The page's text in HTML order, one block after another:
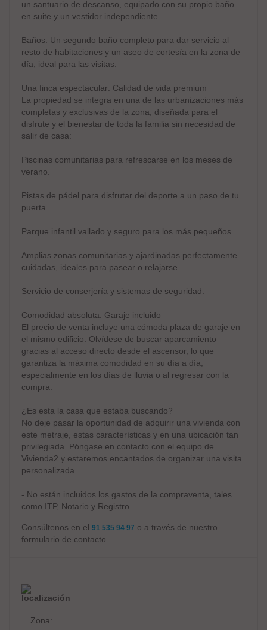
un santuario de descanso, equipado con su propio baño
en suite y un vestidor independiente.
Baños: Un segundo baño completo para dar servicio al
resto de habitaciones y un aseo de cortesía en la zona de
día, ideal para las visitas.
Una finca espectacular: Calidad de vida premium
La propiedad se integra en una de las urbanizaciones más
completas y exclusivas de la zona, diseñada para el
disfrute y el bienestar de toda la familia sin necesidad de
salir de casa:
Piscinas comunitarias para refrescarse en los meses de
verano.
Pistas de pádel para disfrutar del deporte a un paso de tu
puerta.
Parque infantil vallado y seguro para los más pequeños.
Amplias zonas comunitarias y ajardinadas perfectamente
cuidadas, ideales para pasear o relajarse.
Servicio de conserjería y sistemas de seguridad.
Comodidad absoluta: Garaje incluido
El precio de venta incluye una cómoda plaza de garaje en
el mismo edificio. Olvídese de buscar aparcamiento
gracias al acceso directo desde el ascensor, lo que
garantiza la máxima comodidad en su día a día,
especialmente en los días de lluvia o al regresar con la
compra.
¿Es esta la casa que estaba buscando?
No deje pasar la oportunidad de adquirir una vivienda con
este metraje, estas características y en una ubicación tan
privilegiada. Póngase en contacto con el equipo de
Vivienda2 y estaremos encantados de organizar una visita
personalizada.
- No están incluidos los gastos de la compraventa, tales
como ITP, Notario y Registro.
Consúltenos en el 91 535 94 97 o a través de nuestro
formulario de contacto
localización
Zona: